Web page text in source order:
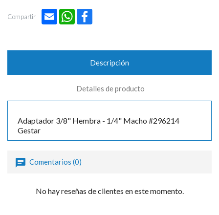
Compartir Email WhatsApp
Descripción
Detalles de producto
Adaptador 3/8" Hembra - 1/4" Macho #296214
Gestar
Comentarios (0)
No hay reseñas de clientes en este momento.